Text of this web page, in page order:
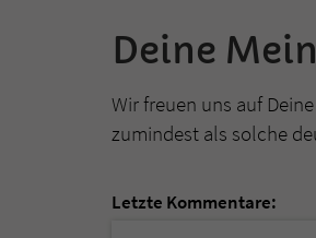
Deine
Wir freuen uns auf
zumindest als solche
Letzte Kommentare: